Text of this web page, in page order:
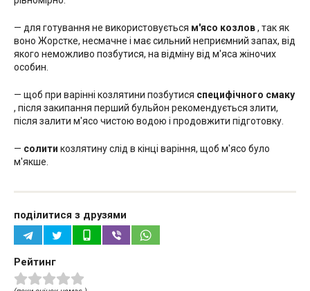
— для готування не використовується м'ясо козлов, так як
воно Жорстке, несмачне і має сильний неприємний запах, від
якого неможливо позбутися, на відміну від м'яса жіночих
особин.
— щоб при варінні козлятини позбутися специфічного смаку
, після закипання перший бульйон рекомендується злити,
після залити м'ясо чистою водою і продовжити підготовку.
— солити козлятину слід в кінці варіння, щоб м'ясо було
м'якше.
поділитися з друзями
Рейтинг